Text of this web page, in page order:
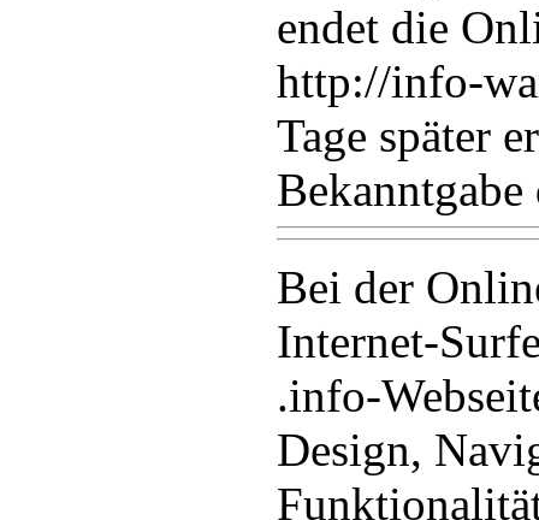
endet die
http://info-
Tage später
Bei der
Internet-
.info-
Design,